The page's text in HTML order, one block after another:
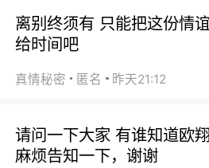
离别终须有 只能把这份情
给时间吧
真情秘密 匿名 昨天21:12
请问一下大家 有谁知道欧
麻烦告知一下，谢谢